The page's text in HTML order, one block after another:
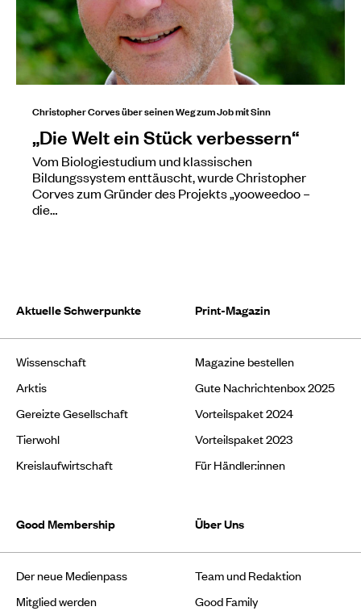
Christopher Corves über seinen Weg zum Job mit Sinn
„Die Welt ein Stück verbessern“
Vom Biologiestudium und klassischen
Bildungssystem enttäuscht, wurde Christopher
Corves zum Gründer des Projekts „yooweedoo –
die…
Aktuelle Schwerpunkte
Wissenschaft
Arktis
Gereizte Gesellschaft
Tierwohl
Kreislaufwirtschaft
Print-Magazin
Magazine bestellen
Gute Nachrichtenbox 2025
Vorteilspaket 2024
Vorteilspaket 2023
Für Händler:innen
Good Membership
Der neue Medienpass
Mitglied werden
Über Uns
Team und Redaktion
Good Family